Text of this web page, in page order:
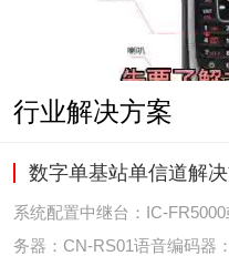
行业解决方案
数字单基站单信道解
系统配置中继台：IC-
务器：CN-RS01语音编码器